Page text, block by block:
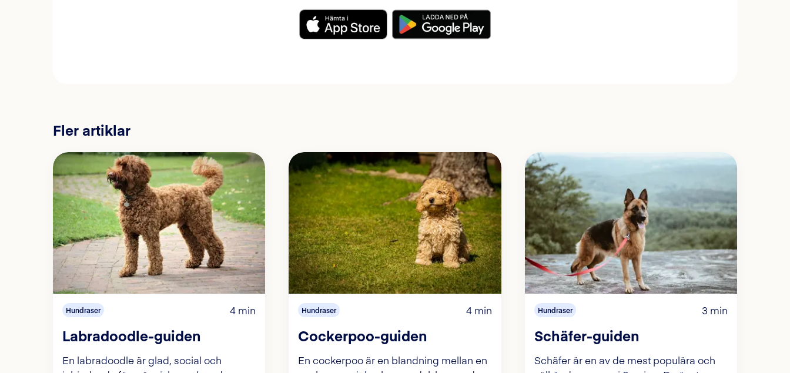
Fler artiklar
Hundraser 4 min
Labradoodle-guiden
En labradoodle är glad, social och
Hundraser 4 min
Cockerpoo-guiden
En cockerpoo är en blandning mellan en
Hundraser 3 min
Schäfer-guiden
Schäfer är en av de mest populära och